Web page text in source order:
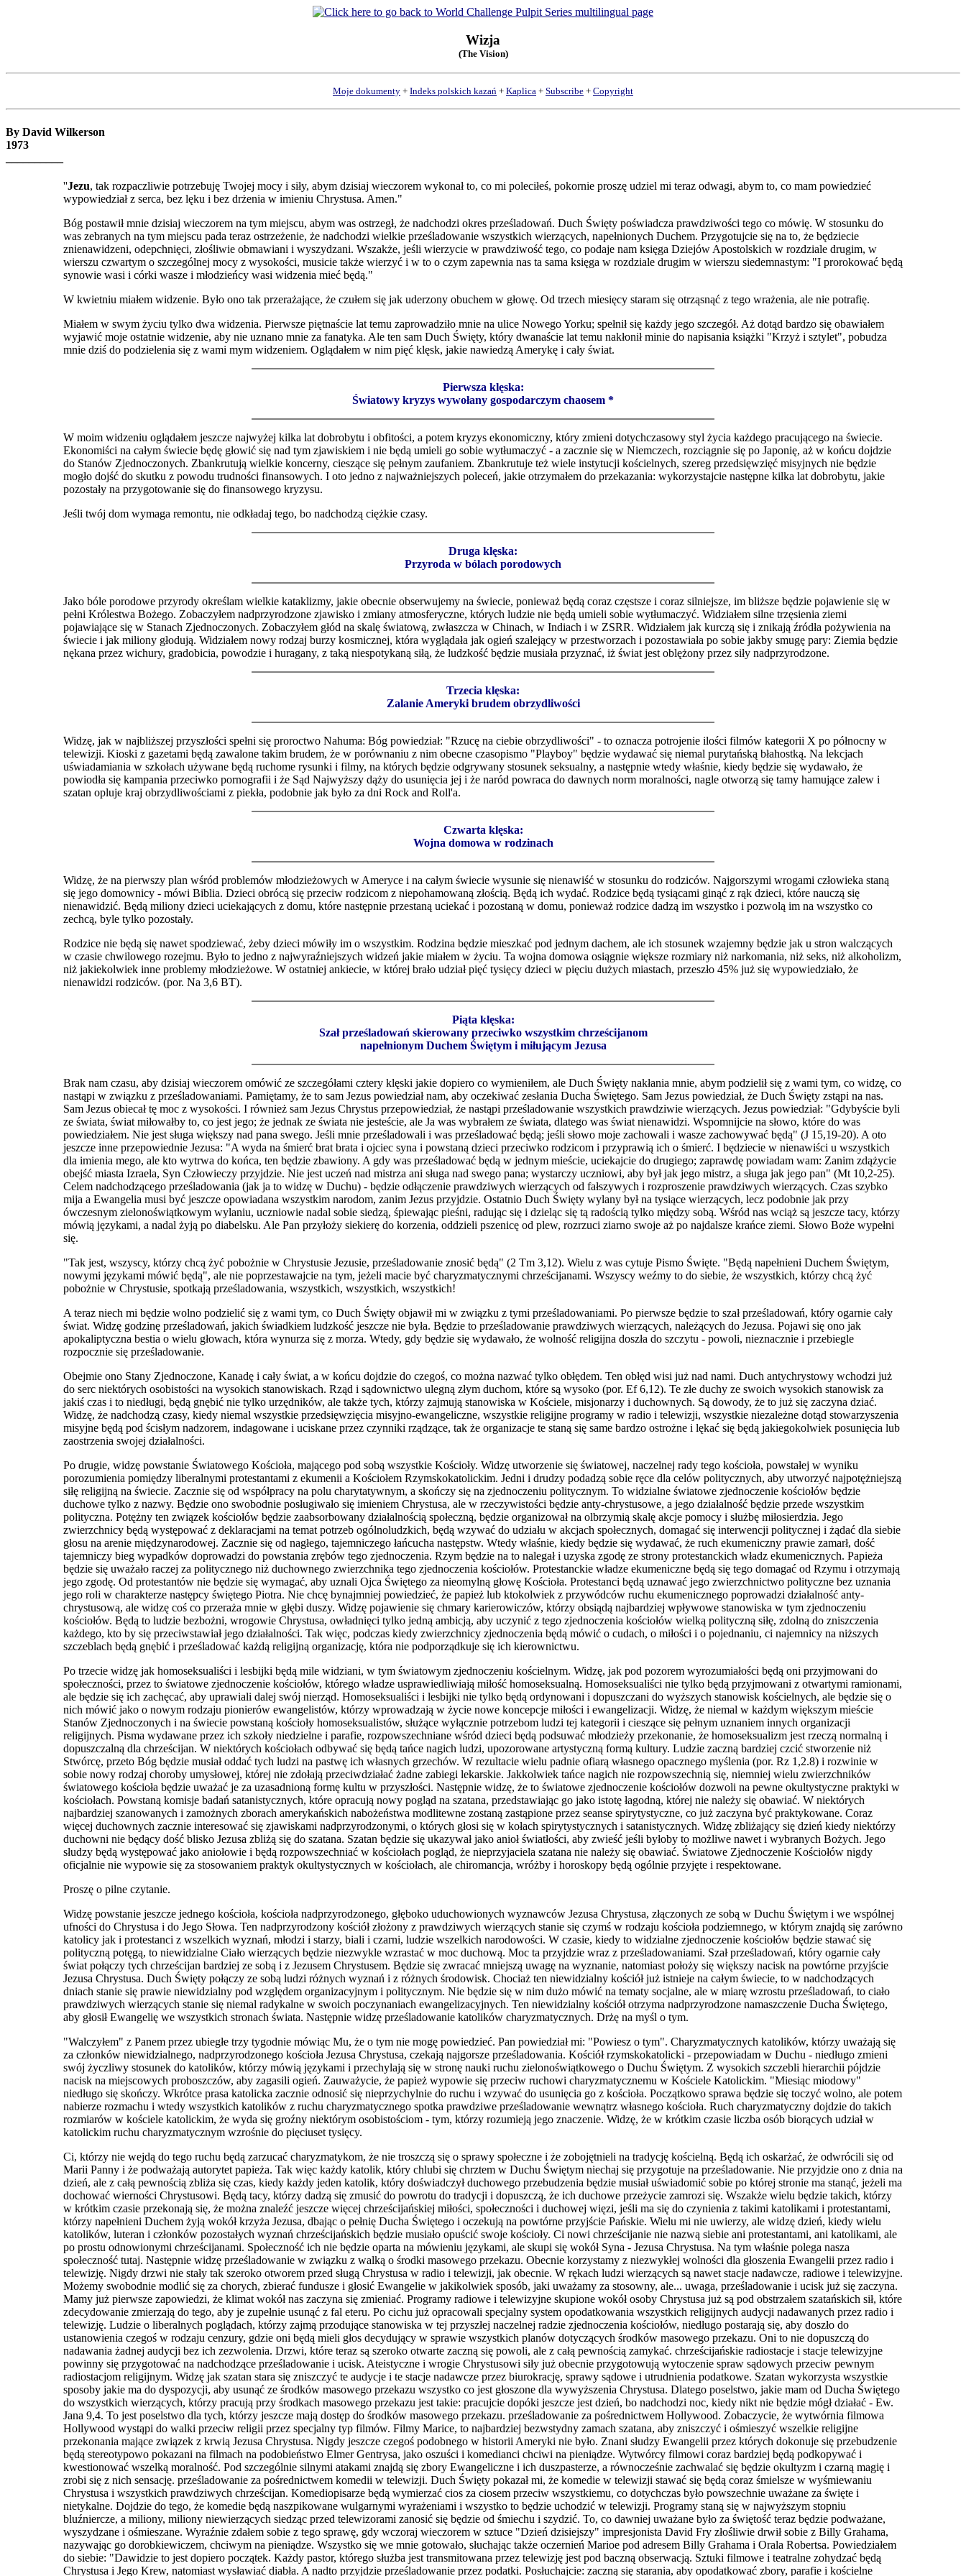
Wizja
(The Vision)
Moje dokumenty + Indeks polskich kazań + Kaplica + Subscribe + Copyright
By David Wilkerson
1973
''Jezu, tak rozpaczliwie potrzebuję Twojej mocy i siły, abym dzisiaj wieczorem wykonał to, co mi poleciłeś, pokornie proszę udziel mi teraz odwagi, abym to, co mam powiedzieć
wypowiedział z serca, bez lęku i bez drżenia w imieniu Chrystusa. Amen."
Bóg postawił mnie dzisiaj wieczorem na tym miejscu, abym was ostrzegł, że nadchodzi okres prześladowań. Duch Święty poświadcza prawdziwości tego co mówię. W stosunku do
was zebranych na tym miejscu pada teraz ostrzeżenie, że nadchodzi wielkie prześladowanie wszystkich wierzących, napełnionych Duchem. Przygotujcie się na to, że będziecie
znienawidzeni, odepchnięci, złośliwie obmawiani i wyszydzani. Wszakże, jeśli wierzycie w prawdziwość tego, co podaje nam księga Dziejów Apostolskich w rozdziale drugim, w
wierszu czwartym o szczególnej mocy z wysokości, musicie także wierzyć i w to o czym zapewnia nas ta sama księga w rozdziale drugim w wierszu siedemnastym: "I prorokować będą
synowie wasi i córki wasze i młodzieńcy wasi widzenia mieć będą."
W kwietniu miałem widzenie. Było ono tak przerażające, że czułem się jak uderzony obuchem w głowę. Od trzech miesięcy staram się otrząsnąć z tego wrażenia, ale nie potrafię.
Miałem w swym życiu tylko dwa widzenia. Pierwsze piętnaście lat temu zaprowadziło mnie na ulice Nowego Yorku; spełnił się każdy jego szczegół. Aż dotąd bardzo się obawiałem
wyjawić moje ostatnie widzenie, aby nie uznano mnie za fanatyka. Ale ten sam Duch Święty, który dwanaście lat temu nakłonił minie do napisania książki "Krzyż i sztylet", pobudza
mnie dziś do podzielenia się z wami mym widzeniem. Oglądałem w nim pięć klęsk, jakie nawiedzą Amerykę i cały świat.
Pierwsza klęska:
Światowy kryzys wywołany gospodarczym chaosem *
W moim widzeniu oglądałem jeszcze najwyżej kilka lat dobrobytu i obfitości, a potem kryzys ekonomiczny, który zmieni dotychczasowy styl życia każdego pracującego na świecie.
Ekonomiści na całym świecie będę głowić się nad tym zjawiskiem i nie będą umieli go sobie wytłumaczyć - a zacznie się w Niemczech, rozciągnie się po Japonię, aż w końcu dojdzie
do Stanów Zjednoczonych. Zbankrutują wielkie koncerny, cieszące się pełnym zaufaniem. Zbankrutuje też wiele instytucji kościelnych, szereg przedsięwzięć misyjnych nie będzie
mogło dojść do skutku z powodu trudności finansowych. I oto jedno z najważniejszych poleceń, jakie otrzymałem do przekazania: wykorzystajcie następne kilka lat dobrobytu, jakie
pozostały na przygotowanie się do finansowego kryzysu.
Jeśli twój dom wymaga remontu, nie odkładaj tego, bo nadchodzą ciężkie czasy.
Druga klęska:
Przyroda w bólach porodowych
Jako bóle porodowe przyrody określam wielkie kataklizmy, jakie obecnie obserwujemy na świecie, ponieważ będą coraz częstsze i coraz silniejsze, im bliższe będzie pojawienie się w
pełni Królestwa Bożego. Zobaczyłem nadprzyrodzone zjawisko i zmiany atmosferyczne, których ludzie nie będą umieli sobie wytłumaczyć. Widziałem silne trzęsienia ziemi
pojawiające się w Stanach Zjednoczonych. Zobaczyłem głód na skalę światową, zwłaszcza w Chinach, w Indiach i w ZSRR. Widziałem jak kurczą się i znikają źródła pożywienia na
świecie i jak miliony głodują. Widziałem nowy rodzaj burzy kosmicznej, która wyglądała jak ogień szalejący w przestworzach i pozostawiała po sobie jakby smugę pary: Ziemia będzie
nękana przez wichury, gradobicia, powodzie i huragany, z taką niespotykaną siłą, że ludzkość będzie musiała przyznać, iż świat jest oblężony przez siły nadprzyrodzone.
Trzecia klęska:
Zalanie Ameryki brudem obrzydliwości
Widzę, jak w najbliższej przyszłości spełni się proroctwo Nahuma: Bóg powiedział: "Rzucę na ciebie obrzydliwości" - to oznacza potrojenie ilości filmów kategorii X po północny w
telewizji. Kioski z gazetami będą zawalone takim brudem, że w porównaniu z nim obecne czasopismo "Playboy" będzie wydawać się niemal purytańską błahostką. Na lekcjach
uświadamiania w szkołach używane będą ruchome rysunki i filmy, na których będzie odgrywany stosunek seksualny, a następnie wtedy właśnie, kiedy będzie się wydawało, że
powiodła się kampania przeciwko pornografii i że Sąd Najwyższy dąży do usunięcia jej i że naród powraca do dawnych norm moralności, nagle otworzą się tamy hamujące zalew i
szatan opluje kraj obrzydliwościami z piekła, podobnie jak było za dni Rock and Roll'a.
Czwarta klęska:
Wojna domowa w rodzinach
Widzę, że na pierwszy plan wśród problemów młodzieżowych w Ameryce i na całym świecie wysunie się nienawiść w stosunku do rodziców. Najgorszymi wrogami człowieka staną
się jego domownicy - mówi Biblia. Dzieci obrócą się przeciw rodzicom z niepohamowaną złością. Będą ich wydać. Rodzice będą tysiącami ginąć z rąk dzieci, które nauczą się
nienawidzić. Będą miliony dzieci uciekających z domu, które następnie przestaną uciekać i pozostaną w domu, ponieważ rodzice dadzą im wszystko i pozwolą im na wszystko co
zechcą, byle tylko pozostały.
Rodzice nie będą się nawet spodziewać, żeby dzieci mówiły im o wszystkim. Rodzina będzie mieszkać pod jednym dachem, ale ich stosunek wzajemny będzie jak u stron walczących
w czasie chwilowego rozejmu. Było to jedno z najwyraźniejszych widzeń jakie miałem w życiu. Ta wojna domowa osiągnie większe rozmiary niż narkomania, niż seks, niż alkoholizm,
niż jakiekolwiek inne problemy młodzieżowe. W ostatniej ankiecie, w której brało udział pięć tysięcy dzieci w pięciu dużych miastach, przeszło 45% już się wypowiedziało, że
nienawidzi rodziców. (por. Na 3,6 BT).
Piąta klęska:
Szał prześladowań skierowany przeciwko wszystkim chrześcijanom
napełnionym Duchem Świętym i miłującym Jezusa
Brak nam czasu, aby dzisiaj wieczorem omówić ze szczegółami cztery klęski jakie dopiero co wymieniłem, ale Duch Święty nakłania mnie, abym podzielił się z wami tym, co widzę, co
nastąpi w związku z prześladowaniami. Pamiętamy, że to sam Jezus powiedział nam, aby oczekiwać zesłania Ducha Świętego. Sam Jezus powiedział, że Duch Święty zstąpi na nas.
Sam Jezus obiecał tę moc z wysokości. I również sam Jezus Chrystus przepowiedział, że nastąpi prześladowanie wszystkich prawdziwie wierzących. Jezus powiedział: "Gdybyście byli
ze świata, świat miłowałby to, co jest jego; że jednak ze świata nie jesteście, ale Ja was wybrałem ze świata, dlatego was świat nienawidzi. Wspomnijcie na słowo, które do was
powiedziałem. Nie jest sługa większy nad pana swego. Jeśli mnie prześladowali i was prześladować będą; jeśli słowo moje zachowali i wasze zachowywać będą" (J 15,19-20). A oto
jeszcze inne przepowiednie Jezusa: "A wyda na śmierć brat brata i ojciec syna i powstaną dzieci przeciwko rodzicom i przyprawią ich o śmierć. I będziecie w nienawiści u wszystkich
dla imienia mego, ale kto wytrwa do końca, ten będzie zbawiony. A gdy was prześladować będą w jednym mieście, uciekajcie do drugiego; zaprawdę powiadam wam: Zanim zdążycie
obejść miasta Izraela, Syn Człowieczy przyjdzie. Nie jest uczeń nad mistrza ani sługa nad swego pana; wystarczy uczniowi, aby był jak jego mistrz, a sługa jak jego pan" (Mt 10,2-25).
Celem nadchodzącego prześladowania (jak ja to widzę w Duchu) - będzie odłączenie prawdziwych wierzących od fałszywych i rozproszenie prawdziwych wierzących. Czas szybko
mija a Ewangelia musi być jeszcze opowiadana wszystkim narodom, zanim Jezus przyjdzie. Ostatnio Duch Święty wylany był na tysiące wierzących, lecz podobnie jak przy
ówczesnym zielonoświątkowym wylaniu, uczniowie nadal sobie siedzą, śpiewając pieśni, radując się i dzieląc się tą radością tylko między sobą. Wśród nas wciąż są jeszcze tacy, którzy
mówią językami, a nadal żyją po diabelsku. Ale Pan przyłoży siekierę do korzenia, oddzieli pszenicę od plew, rozrzuci ziarno swoje aż po najdalsze krańce ziemi. Słowo Boże wypełni
się.
"Tak jest, wszyscy, którzy chcą żyć pobożnie w Chrystusie Jezusie, prześladowanie znosić będą" (2 Tm 3,12). Wielu z was cytuje Pismo Święte. "Będą napełnieni Duchem Świętym,
nowymi językami mówić będą", ale nie poprzestawajcie na tym, jeżeli macie być charyzmatycznymi chrześcijanami. Wszyscy weźmy to do siebie, że wszystkich, którzy chcą żyć
pobożnie w Chrystusie, spotkają prześladowania, wszystkich, wszystkich, wszystkich!
A teraz niech mi będzie wolno podzielić się z wami tym, co Duch Święty objawił mi w związku z tymi prześladowaniami. Po pierwsze będzie to szał prześladowań, który ogarnie cały
świat. Widzę godzinę prześladowań, jakich świadkiem ludzkość jeszcze nie była. Będzie to prześladowanie prawdziwych wierzących, należących do Jezusa. Pojawi się ono jak
apokaliptyczna bestia o wielu głowach, która wynurza się z morza. Wtedy, gdy będzie się wydawało, że wolność religijna doszła do szczytu - powoli, nieznacznie i przebiegle
rozpocznie się prześladowanie.
Obejmie ono Stany Zjednoczone, Kanadę i cały świat, a w końcu dojdzie do czegoś, co można nazwać tylko obłędem. Ten obłęd wisi już nad nami. Duch antychrystowy wchodzi już
do serc niektórych osobistości na wysokich stanowiskach. Rząd i sądownictwo ulegną złym duchom, które są wysoko (por. Ef 6,12). Te złe duchy ze swoich wysokich stanowisk za
jakiś czas i to niedługi, będą gnębić nie tylko urzędników, ale także tych, którzy zajmują stanowiska w Kościele, misjonarzy i duchownych. Są dowody, że to już się zaczyna dziać.
Widzę, że nadchodzą czasy, kiedy niemal wszystkie przedsięwzięcia misyjno-ewangeliczne, wszystkie religijne programy w radio i telewizji, wszystkie niezależne dotąd stowarzyszenia
misyjne będą pod ścisłym nadzorem, indagowane i uciskane przez czynniki rządzące, tak że organizacje te staną się same bardzo ostrożne i lękać się będą jakiegokolwiek posunięcia lub
zaostrzenia swojej działalności.
Po drugie, widzę powstanie Światowego Kościoła, mającego pod sobą wszystkie Kościoły. Widzę utworzenie się światowej, naczelnej rady tego kościoła, powstałej w wyniku
porozumienia pomiędzy liberalnymi protestantami z ekumenii a Kościołem Rzymskokatolickim. Jedni i drudzy podadzą sobie ręce dla celów politycznych, aby utworzyć najpotężniejszą
siłę religijną na świecie. Zacznie się od współpracy na polu charytatywnym, a skończy się na zjednoczeniu politycznym. To widzialne światowe zjednoczenie kościołów będzie
duchowe tylko z nazwy. Będzie ono swobodnie posługiwało się imieniem Chrystusa, ale w rzeczywistości będzie anty-chrystusowe, a jego działalność będzie przede wszystkim
polityczna. Potężny ten związek kościołów będzie zaabsorbowany działalnością społeczną, będzie organizował na olbrzymią skalę akcje pomocy i służbę miłosierdzia. Jego
zwierzchnicy będą występować z deklaracjami na temat potrzeb ogólnoludzkich, będą wzywać do udziału w akcjach społecznych, domagać się interwencji politycznej i żądać dla siebie
głosu na arenie międzynarodowej. Zacznie się od nagłego, tajemniczego łańcucha następstw. Wtedy właśnie, kiedy będzie się wydawać, że ruch ekumeniczny prawie zamarł, dość
tajemniczy bieg wypadków doprowadzi do powstania zrębów tego zjednoczenia. Rzym będzie na to nalegał i uzyska zgodę ze strony protestanckich władz ekumenicznych. Papieża
będzie się uważało raczej za politycznego niż duchownego zwierzchnika tego zjednoczenia kościołów. Protestanckie władze ekumeniczne będą się tego domagać od Rzymu i otrzymają
jego zgodę. Od protestantów nie będzie się wymagać, aby uznali Ojca Świętego za nieomylną głowę Kościoła. Protestanci będą uznawać jego zwierzchnictwo polityczne bez uznania
jego roli w charakterze następcy świętego Piotra. Nie chcę bynajmniej powiedzieć, że papież lub ktokolwiek z przywódców ruchu ekumenicznego poprowadzi działalność anty-
chrystusową, ale widzę coś co przeraża mnie w głębi duszy. Widzę pojawienie się chmary karierowiczów, którzy obsiądą najbardziej wpływowe stanowiska w tym zjednoczeniu
kościołów. Będą to ludzie bezbożni, wrogowie Chrystusa, owładnięci tylko jedną ambicją, aby uczynić z tego zjednoczenia kościołów wielką polityczną siłę, zdolną do zniszczenia
każdego, kto by się przeciwstawiał jego działalności. Tak więc, podczas kiedy zwierzchnicy zjednoczenia będą mówić o cudach, o miłości i o pojednaniu, ci najemnicy na niższych
szczeblach będą gnębić i prześladować każdą religijną organizację, która nie podporządkuje się ich kierownictwu.
Po trzecie widzę jak homoseksualiści i lesbijki będą mile widziani, w tym światowym zjednoczeniu kościelnym. Widzę, jak pod pozorem wyrozumiałości będą oni przyjmowani do
społeczności, przez to światowe zjednoczenie kościołów, którego władze usprawiedliwiają miłość homoseksualną. Homoseksualiści nie tylko będą przyjmowani z otwartymi ramionami,
ale będzie się ich zachęcać, aby uprawiali dalej swój nierząd. Homoseksualiści i lesbijki nie tylko będą ordynowani i dopuszczani do wyższych stanowisk kościelnych, ale będzie się o
nich mówić jako o nowym rodzaju pionierów ewangelistów, którzy wprowadzają w życie nowe koncepcje miłości i ewangelizacji. Widzę, że niemal w każdym większym mieście
Stanów Zjednoczonych i na świecie powstaną kościoły homoseksualistów, służące wyłącznie potrzebom ludzi tej kategorii i cieszące się pełnym uznaniem innych organizacji
religijnych. Pisma wydawane przez ich szkoły niedzielne i parafie, rozpowszechniane wśród dzieci będą podsuwać młodzieży przekonanie, że homoseksualizm jest rzeczą normalną i
dopuszczalną dla chrześcijan. W niektórych kościołach odbywać się będą tańce nagich ludzi, upozorowane artystyczną formą kultury. Ludzie zaczną bardziej czcić stworzenie niż
Stwórcę, przeto Bóg będzie musiał oddać tych ludzi na pastwę ich własnych grzechów. W rezultacie wielu padnie ofiarą własnego opacznego myślenia (por. Rz 1,2.8) i rozwinie w
sobie nowy rodzaj choroby umysłowej, której nie zdołają przeciwdziałać żadne zabiegi lekarskie. Jakkolwiek tańce nagich nie rozpowszechnią się, niemniej wielu zwierzchników
światowego kościoła będzie uważać je za uzasadnioną formę kultu w przyszłości. Następnie widzę, że to światowe zjednoczenie kościołów dozwoli na pewne okultystyczne praktyki w
kościołach. Powstaną komisje badań satanistycznych, które opracują nowy pogląd na szatana, przedstawiając go jako istotę łagodną, której nie należy się obawiać. W niektórych
najbardziej szanowanych i zamożnych zborach amerykańskich nabożeństwa modlitewne zostaną zastąpione przez seanse spirytystyczne, co już zaczyna być praktykowane. Coraz
więcej duchownych zacznie interesować się zjawiskami nadprzyrodzonymi, o których głosi się w kołach spirytystycznych i satanistycznych. Widzę zbliżający się dzień kiedy niektórzy
duchowni nie będący dość blisko Jezusa zbliżą się do szatana. Szatan będzie się ukazywał jako anioł światłości, aby zwieść jeśli byłoby to możliwe nawet i wybranych Bożych. Jego
słudzy będą występować jako aniołowie i będą rozpowszechniać w kościołach pogląd, że nieprzyjaciela szatana nie należy się obawiać. Światowe Zjednoczenie Kościołów nigdy
oficjalnie nie wypowie się za stosowaniem praktyk okultystycznych w kościołach, ale chiromancja, wróżby i horoskopy będą ogólnie przyjęte i respektowane.
Proszę o pilne czytanie.
Widzę powstanie jeszcze jednego kościoła, kościoła nadprzyrodzonego, głęboko uduchowionych wyznawców Jezusa Chrystusa, złączonych ze sobą w Duchu Świętym i we wspólnej
ufności do Chrystusa i do Jego Słowa. Ten nadprzyrodzony kościół złożony z prawdziwych wierzących stanie się czymś w rodzaju kościoła podziemnego, w którym znajdą się zarówno
katolicy jak i protestanci z wszelkich wyznań, młodzi i starzy, biali i czarni, ludzie wszelkich narodowości. W czasie, kiedy to widzialne zjednoczenie kościołów będzie stawać się
polityczną potęgą, to niewidzialne Ciało wierzących będzie niezwykle wzrastać w moc duchową. Moc ta przyjdzie wraz z prześladowaniami. Szał prześladowań, który ogarnie cały
świat połączy tych chrześcijan bardziej ze sobą i z Jezusem Chrystusem. Będzie się zwracać mniejszą uwagę na wyznanie, natomiast położy się większy nacisk na powtórne przyjście
Jezusa Chrystusa. Duch Święty połączy ze sobą ludzi różnych wyznań i z różnych środowisk. Chociaż ten niewidzialny kościół już istnieje na całym świecie, to w nadchodzących
dniach stanie się prawie niewidzialny pod względem organizacyjnym i politycznym. Nie będzie się w nim dużo mówić na tematy socjalne, ale w miarę wzrostu prześladowań, to ciało
prawdziwych wierzących stanie się niemal radykalne w swoich poczynaniach ewangelizacyjnych. Ten niewidzialny kościół otrzyma nadprzyrodzone namaszczenie Ducha Świętego,
aby głosił Ewangelię we wszystkich stronach świata. Następnie widzę prześladowanie katolików charyzmatycznych. Drżę na myśl o tym.
"Walczyłem" z Panem przez ubiegłe trzy tygodnie mówiąc Mu, że o tym nie mogę powiedzieć. Pan powiedział mi: "Powiesz o tym". Charyzmatycznych katolików, którzy uważają się
za członków niewidzialnego, nadprzyrodzonego kościoła Jezusa Chrystusa, czekają najgorsze prześladowania. Kościół rzymskokatolicki - przepowiadam w Duchu - niedługo zmieni
swój życzliwy stosunek do katolików, którzy mówią językami i przechylają się w stronę nauki ruchu zielonoświątkowego o Duchu Świętym. Z wysokich szczebli hierarchii pójdzie
nacisk na miejscowych proboszczów, aby zagasili ogień. Zauważycie, że papież wypowie się przeciw ruchowi charyzmatycznemu w Kościele Katolickim. "Miesiąc miodowy"
niedługo się skończy. Wkrótce prasa katolicka zacznie odnosić się nieprzychylnie do ruchu i wzywać do usunięcia go z kościoła. Początkowo sprawa będzie się toczyć wolno, ale potem
nabierze rozmachu i wtedy wszystkich katolików z ruchu charyzmatycznego spotka prawdziwe prześladowanie wewnątrz własnego kościoła. Ruch charyzmatyczny dojdzie do takich
rozmiarów w kościele katolickim, że wyda się groźny niektórym osobistościom - tym, którzy rozumieją jego znaczenie. Widzę, że w krótkim czasie liczba osób biorących udział w
katolickim ruchu charyzmatycznym wzrośnie do pięciuset tysięcy.
Ci, którzy nie wejdą do tego ruchu będą zarzucać charyzmatykom, że nie troszczą się o sprawy społeczne i że zobojętnieli na tradycję kościelną. Będą ich oskarżać, że odwrócili się od
Marii Panny i że podważają autorytet papieża. Tak więc każdy katolik, który chlubi się chrztem w Duchu Świętym niechaj się przygotuje na prześladowanie. Nie przyjdzie ono z dnia na
dzień, ale z całą pewnością zbliża się czas, kiedy każdy jeden katolik, który doświadczył duchowego przebudzenia będzie musiał uświadomić sobie po której stronie ma stanąć, jeżeli ma
dochować wierności Chrystusowi. Będą tacy, którzy dadzą się zmusić do powrotu do tradycji i dopuszczą, że ich duchowe przeżycie zamrozi się. Wszakże wielu będzie takich, którzy
w krótkim czasie przekonają się, że można znaleźć jeszcze więcej chrześcijańskiej miłości, społeczności i duchowej więzi, jeśli ma się do czynienia z takimi katolikami i protestantami,
którzy napełnieni Duchem żyją wokół krzyża Jezusa, dbając o pełnię Ducha Świętego i oczekują na powtórne przyjście Pańskie. Wielu mi nie uwierzy, ale widzę dzień, kiedy wielu
katolików, luteran i członków pozostałych wyznań chrześcijańskich będzie musiało opuścić swoje kościoły. Ci nowi chrześcijanie nie nazwą siebie ani protestantami, ani katolikami, ale
po prostu odnowionymi chrześcijanami. Społeczność ich nie będzie oparta na mówieniu językami, ale skupi się wokół Syna - Jezusa Chrystusa. Na tym właśnie polega nasza
społeczność tutaj. Następnie widzę prześladowanie w związku z walką o środki masowego przekazu. Obecnie korzystamy z niezwykłej wolności dla głoszenia Ewangelii przez radio i
telewizję. Nigdy drzwi nie stały tak szeroko otworem przed sługą Chrystusa w radio i telewizji, jak obecnie. W rękach ludzi wierzących są nawet stacje nadawcze, radiowe i telewizyjne.
Możemy swobodnie modlić się za chorych, zbierać fundusze i głosić Ewangelie w jakikolwiek sposób, jaki uważamy za stosowny, ale... uwaga, prześladowanie i ucisk już się zaczyna.
Mamy już pierwsze zapowiedzi, że klimat wokół nas zaczyna się zmieniać. Programy radiowe i telewizyjne skupione wokół osoby Chrystusa już są pod obstrzałem szatańskich sił, które
zdecydowanie zmierzają do tego, aby je zupełnie usunąć z fal eteru. Po cichu już opracowali specjalny system opodatkowania wszystkich religijnych audycji nadawanych przez radio i
telewizję. Ludzie o liberalnych poglądach, którzy zajmą przodujące stanowiska w tej przyszłej naczelnej radzie zjednoczenia kościołów, niedługo postarają się, aby doszło do
ustanowienia czegoś w rodzaju cenzury, gdzie oni będą mieli głos decydujący w sprawie wszystkich planów dotyczących środków masowego przekazu. Oni to nie dopuszczą do
nadawania żadnej audycji bez ich zezwolenia. Drzwi, które teraz są szeroko otwarte zaczną się powoli, ale z całą pewnością zamykać. chrześcijańskie radiostacje i stacje telewizyjne
powinny się przygotować na nadchodzące prześladowanie i ucisk. Ateistyczne i wrogie Chrystusowi siły już obecnie przygotowują wytoczenie spraw sądowych przeciw pewnym
radiostacjom religijnym. Widzę jak szatan stara się zniszczyć te audycje i te stacje nadawcze przez biurokrację, sprawy sądowe i utrudnienia podatkowe. Szatan wykorzysta wszystkie
sposoby jakie ma do dyspozycji, aby usunąć ze środków masowego przekazu wszystko co jest głoszone dla wywyższenia Chrystusa. Dlatego poselstwo, jakie mam od Ducha Świętego
do wszystkich wierzących, którzy pracują przy środkach masowego przekazu jest takie: pracujcie dopóki jeszcze jest dzień, bo nadchodzi noc, kiedy nikt nie będzie mógł działać - Ew.
Jana 9,4. To jest poselstwo dla tych, którzy jeszcze mają dostęp do środków masowego przekazu. prześladowanie za pośrednictwem Hollywood. Zobaczycie, że wytwórnia filmowa
Hollywood wystąpi do walki przeciw religii przez specjalny typ filmów. Filmy Marice, to najbardziej bezwstydny zamach szatana, aby zniszczyć i ośmieszyć wszelkie religijne
przekonania mające związek z krwią Jezusa Chrystusa. Nigdy jeszcze czegoś podobnego w historii Ameryki nie było. Znani słudzy Ewangelii przez których dokonuje się przebudzenie
będą stereotypowo pokazani na filmach na podobieństwo Elmer Gentrysa, jako oszuści i komedianci chciwi na pieniądze. Wytwórcy filmowi coraz bardziej będą podkopywać i
kwestionować wszelką moralność. Pod szczególnie silnymi atakami znajdą się zbory Ewangeliczne i ich duszpasterze, a równocześnie zachwalać się będzie okultyzm i czarną magię i
zrobi się z nich sensację. prześladowanie za pośrednictwem komedii w telewizji. Duch Święty pokazał mi, że komedie w telewizji stawać się będą coraz śmielsze w wyśmiewaniu
Chrystusa i wszystkich prawdziwych chrześcijan. Komediopisarze będą wymierzać cios za ciosem przeciw wszystkiemu, co dotychczas było powszechnie uważane za święte i
nietykalne. Dojdzie do tego, że komedie będą naszpikowane wulgarnymi wyrażeniami i wszystko to będzie uchodzić w telewizji. Programy staną się w najwyższym stopniu
bluźniercze, a miliony, miliony niewierzących siedząc przed telewizorami zanosić się będzie od śmiechu i szydzić. To, co dawniej uważane było za świętość teraz będzie podważane,
wyszydzane i ośmieszane. Wyraźnie zdałem sobie z tego sprawę, gdy wczoraj wieczorem w sztuce "Dzień dzisiejszy" impresjonista David Fry złośliwie drwił sobie z Billy Grahama,
nazywając go dorobkiewiczem, chciwym na pieniądze. Wszystko się we mnie gotowało, słuchając także oczernień Marioe pod adresem Billy Grahama i Orala Robertsa. Powiedziałem
do siebie: "Dawidzie to jest dopiero początek. Każdy pastor, którego służba jest transmitowana przez telewizję jest pod baczną obserwacją. Sztuki filmowe i teatralne zohydzać będą
Chrystusa i Jego Krew, natomiast wysławiać diabła. A nadto przyjdzie prześladowanie przez podatki. Posłuchajcie: zaczną się starania, aby opodatkować zbory, parafie i kościelne